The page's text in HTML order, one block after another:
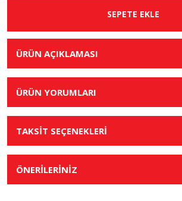
SEPETE EKLE
ÜRÜN AÇIKLAMASI
ÜRÜN YORUMLARI
TAKSİT SEÇENEKLERİ
ÖNERİLERİNİZ